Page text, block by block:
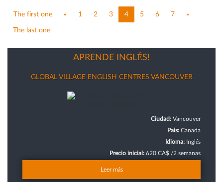
The first one « 1 2 3 4 5 6 7 »
The last one
APRENDE INGLÉS!
GLOBAL VILLAGE ENGLISH CENTRES VANCOUVER
Ciudad: Vancouver
Pais: Canada
Idioma: Inglés
Precio inicial: 620 CA$ /2 semanas
Leer más